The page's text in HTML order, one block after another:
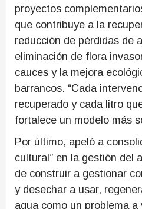
proyectos
que contribuye a la
reducción de pérdidas de
eliminación de flora
cauces y la mejora
barrancos. “Cada
recuperado y cada litro
fortalece un modelo más
Por último, apeló a
cultural” en la gestión del
de construir a gestionar
y desechar a usar,
agua como un problema a